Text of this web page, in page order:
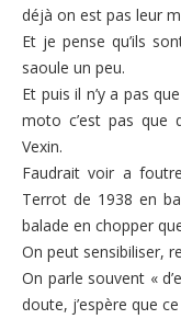
déjà on est pas leur
Et je pense qu’ils
saoule un peu.
Et puis il n’y a pas
moto c’est pas que
Vexin.
Faudrait voir a
Terrot de 1938 en
balade en chopper
On peut sensibiliser,
On parle souvent «
doute, j’espère que